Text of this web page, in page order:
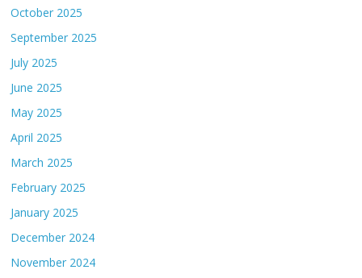
October 2025
September 2025
July 2025
June 2025
May 2025
April 2025
March 2025
February 2025
January 2025
December 2024
November 2024